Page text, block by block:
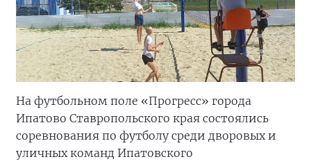
На футбольном поле «Прогресс» города
Ипатово Ставропольского края состоялись
соревнования по футболу среди дворовых и
уличных команд Ипатовского